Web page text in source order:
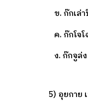
ข. ก๊กเล่
ค. ก๊กโจ
ง. ก๊กจูล่
5) อุยกาย